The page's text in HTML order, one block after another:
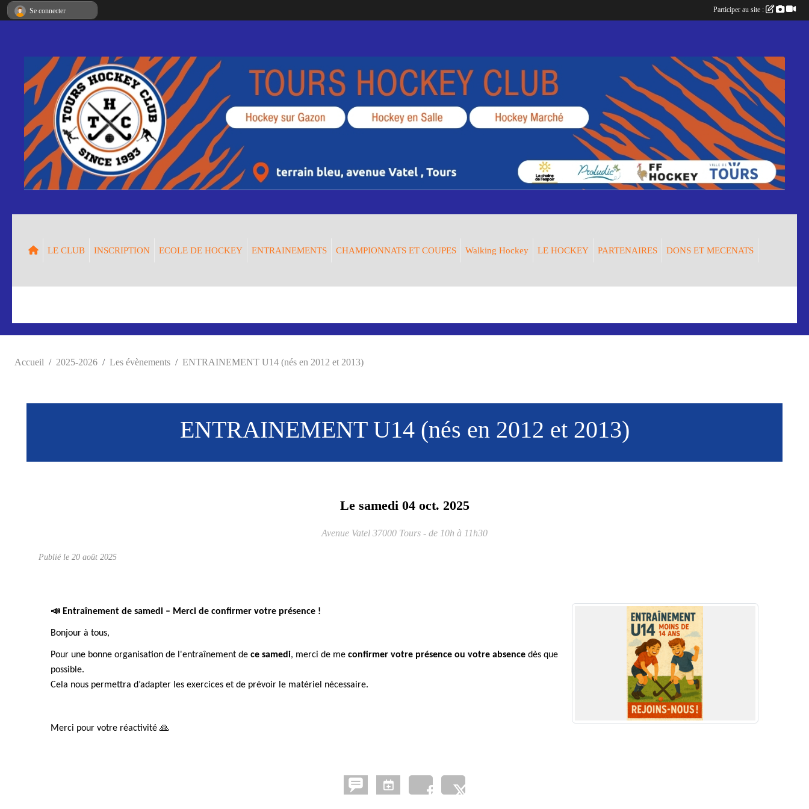
LE CLUB INSCRIPTION ECOLE DE HOCKEY ENTRAINEMENTS CHAMPIONNATS ET COUPES Walking Hockey LE HOCKEY PARTENAIRES DONS ET MECENATS
Accueil 2025-2026 Les évènements ENTRAINEMENT U14 (nés en 2012 et 2013)
ENTRAINEMENT U14 (nés en 2012 et 2013)
Le samedi 04 oct. 2025
Avenue Vatel 37000 Tours - de 10h à 11h30
Publié le 20 août 2025
📣 Entraînement de samedi – Merci de confirmer votre présence !
Bonjour à tous,
Pour une bonne organisation de l'entraînement de ce samedi, merci de me confirmer votre présence ou votre absence dès que
possible.
Cela nous permettra d’adapter les exercices et de prévoir le matériel nécessaire.
Merci pour votre réactivité 🙏
Se connecter Participer au site :
Panneau de gestion des cookies